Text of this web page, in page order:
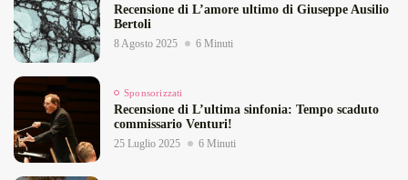
Recensione di L’amore ultimo di Giuseppe Ausilio
Bertoli
8 Agosto 2025 6 Minuti
Sponsorizzati
Recensione di L’ultima sinfonia: Tempo scaduto
commissario Venturi!
25 Luglio 2025 6 Minuti